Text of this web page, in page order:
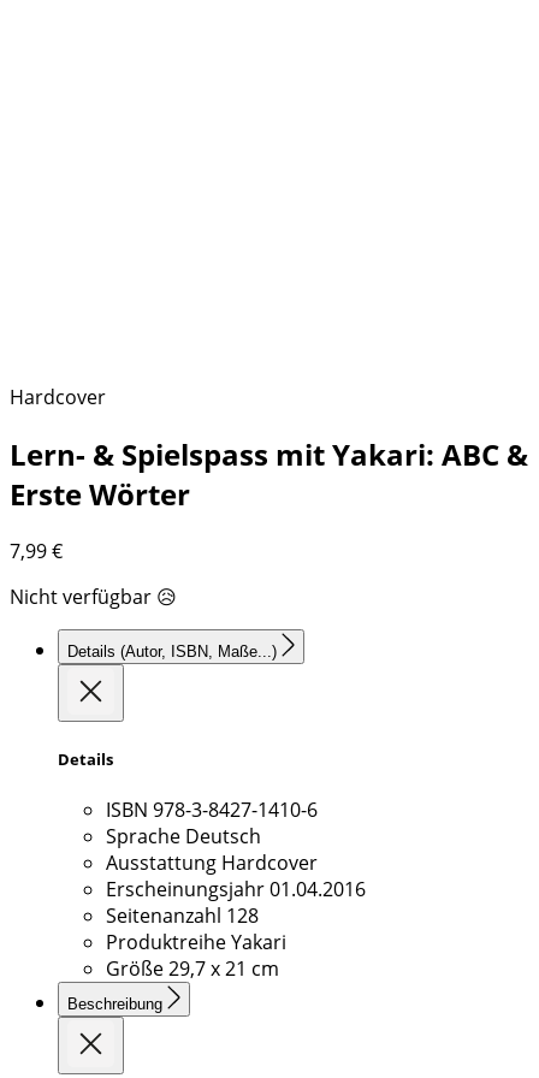
Hardcover
Lern- & Spielspass mit Yakari: ABC &
Erste Wörter
7,99€
Nicht verfügbar 😥
Details (Autor, ISBN, Maße...)
Details
ISBN 978-3-8427-1410-6
Sprache Deutsch
Ausstattung Hardcover
Erscheinungsjahr01.04.2016
Seitenanzahl 128
ProduktreiheYakari
Größe29,7 x 21 cm
Beschreibung